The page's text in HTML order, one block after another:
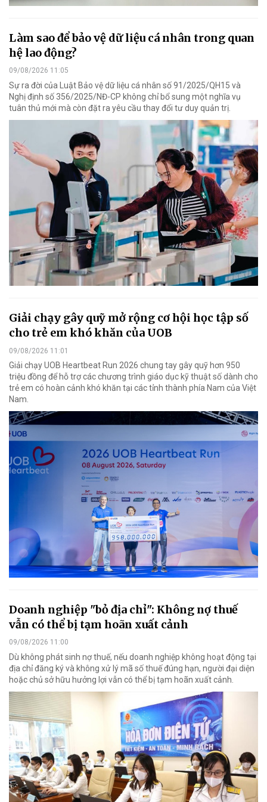
Làm sao để bảo vệ dữ liệu cá nhân trong quan
hệ lao động?
09/08/2026 11:05
Sự ra đời của Luật Bảo vệ dữ liệu cá nhân số 91/2025/QH15 và
Nghị định số 356/2025/NĐ-CP không chỉ bổ sung một nghĩa vụ
tuân thủ mới mà còn đặt ra yêu cầu thay đổi tư duy quản trị.
Giải chạy gây quỹ mở rộng cơ hội học tập số
cho trẻ em khó khăn của UOB
09/08/2026 11:01
Giải chạy UOB Heartbeat Run 2026 chung tay gây quỹ hơn 950
triệu đồng để hỗ trợ các chương trình giáo dục kỹ thuật số dành cho
trẻ em có hoàn cảnh khó khăn tại các tỉnh thành phía Nam của Việt
Nam.
Doanh nghiệp "bỏ địa chỉ": Không nợ thuế
vẫn có thể bị tạm hoãn xuất cảnh
09/08/2026 11:00
Dù không phát sinh nợ thuế, nếu doanh nghiệp không hoạt động tại
địa chỉ đăng ký và không xử lý mã số thuế đúng hạn, người đại diện
hoặc chủ sở hữu hưởng lợi vẫn có thể bị tạm hoãn xuất cảnh.